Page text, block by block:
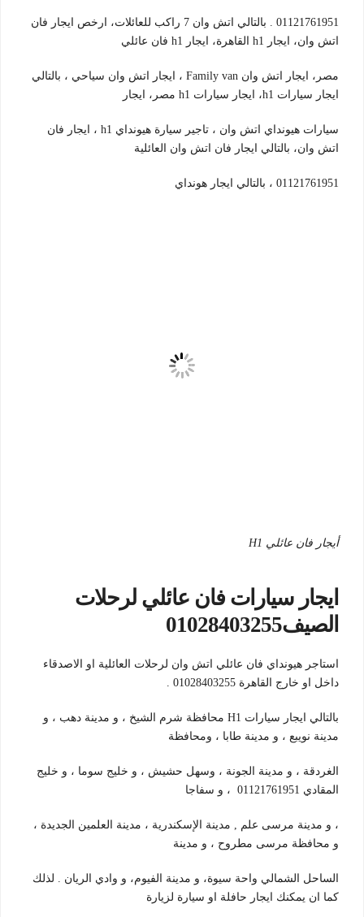
01121761951 . بالتالي اتش وان 7 راكب للعائلات، ارخص ايجار فان
اتش وان، ايجار h1 القاهرة، ايجار h1 فان عائلي
مصر، ايجار اتش وان Family van ، ايجار اتش وان سياحي ، بالتالي
ايجار سيارات h1، ايجار سيارات h1 مصر، ايجار
سيارات هيونداي اتش وان ، تاجير سيارة هيونداي h1 ، ايجار فان
اتش وان، بالتالي ايجار فان اتش وان العائلية
01121761951 ، بالتالي ايجار هونداي
أيجار فان عائلي H1
ايجار سيارات فان عائلي لرحلات
الصيف01028403255
استاجر هيونداي فان عائلي اتش وان لرحلات العائلية او الاصدقاء
داخل او خارج القاهرة 01028403255 .
بالتالي ايجار سيارات H1 محافظة شرم الشيخ ، و مدينة دهب ، و
مدينة نويبع ، و مدينة طابا ، ومحافظة
الغردقة ، و مدينة الجونة ، وسهل حشيش ، و خليج سوما ، و خليج
المقادي 01121761951 ، و سفاجا
، و مدينة مرسى علم , مدينة الإسكندرية ، مدينة العلمين الجديدة ،
و محافظة مرسى مطروح ، و مدينة
الساحل الشمالي واحة سيوة، و مدينة الفيوم، و وادي الريان . لذلك
كما ان يمكنك ايجار حافلة او سيارة لزيارة